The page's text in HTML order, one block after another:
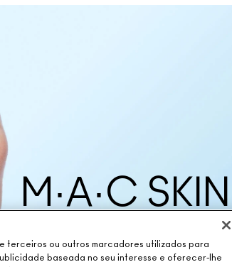
M·A·C
nosso
tipos de pele com a
terceiros ou outros marcadores utilizados para
baseada no seu interesse e oferecer-lhe